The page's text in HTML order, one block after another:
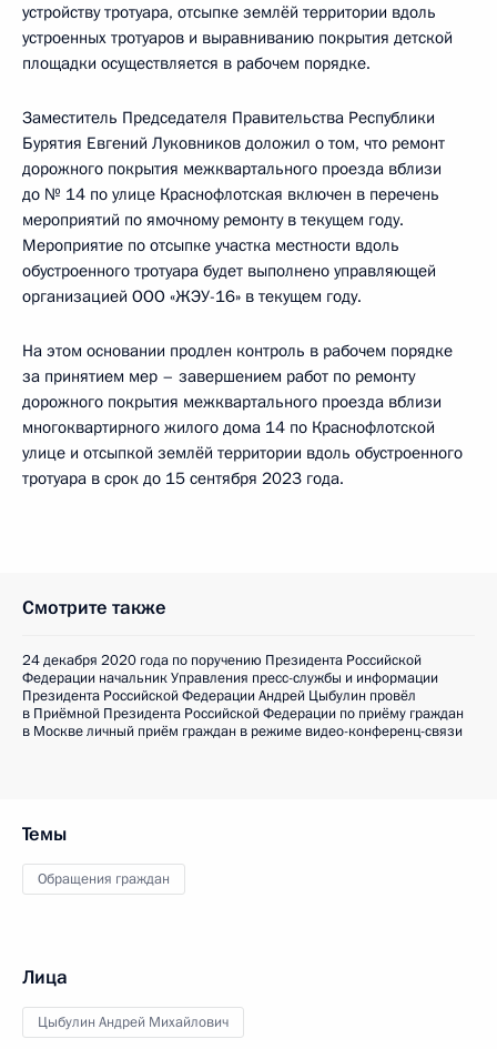
устройству тротуара, отсыпке землёй территории вдоль
устроенных тротуаров и выравниванию покрытия детской
площадки осуществляется в рабочем порядке.
Заместитель Председателя Правительства Республики
Бурятия Евгений Луковников доложил о том, что ремонт
дорожного покрытия межквартального проезда вблизи
до № 14 по улице Краснофлотская включен в перечень
мероприятий по ямочному ремонту в текущем году.
Мероприятие по отсыпке участка местности вдоль
обустроенного тротуара будет выполнено управляющей
организацией ООО «ЖЭУ-16» в текущем году.
На этом основании продлен контроль в рабочем порядке
за принятием мер – завершением работ по ремонту
дорожного покрытия межквартального проезда вблизи
многоквартирного жилого дома 14 по Краснофлотской
улице и отсыпкой землёй территории вдоль обустроенного
тротуара в срок до 15 сентября 2023 года.
Смотрите также
24 декабря 2020 года по поручению Президента Российской
Федерации начальник Управления пресс-службы и информации
Президента Российской Федерации Андрей Цыбулин провёл
в Приёмной Президента Российской Федерации по приёму граждан
в Москве личный приём граждан в режиме видео-конференц-связи
Темы
Обращения граждан
Лица
Цыбулин Андрей Михайлович